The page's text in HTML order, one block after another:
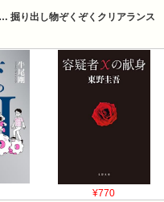
掘り出し物ぞくぞくクリアランス
¥770